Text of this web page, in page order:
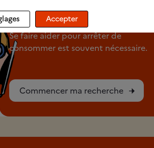
chez vous
Se faire aider pour arrêter de
consommer est souvent nécessaire.
Commencer ma recherche
Accepter